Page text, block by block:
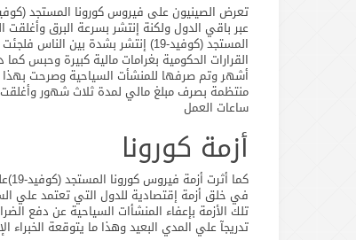
عبر باقي الدول ولكنة إنتشر بسرعة البرق وأغلقت
المستجد (كوفيد-19) إنتشر بشدة بين
أشهر وتم صرفها للمنشأت السياحية وصرحت بهذا
منتظمة بصرف مبلغ مالي لمدة ثلاث شهور
ساعات العمل
أزمة كورونا
في خلق أزمة إقتصادية للدول التي تعتمد علي
تلك الأزمة بإعفاء المنشأات السياحية عن دفع
تدريجآ علي المدي البعيد وهذا ما يتوقعة الخبراء